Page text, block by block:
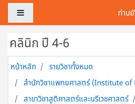
ข้ามไปที่เนื้อหาหลัก
ท่าน
คลินิก ปี 4-6
หน้าหลัก
รายวิชาทั้งหมด
สำนักวิชาแพทยศาสตร์ (Institute of
สาขาวิชาสูติศาสตร์และนรีเวชศาสตร์